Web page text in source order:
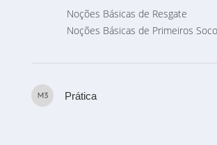
Noções Básicas de Resgate
Noções Básicas de Primeiros
Prática